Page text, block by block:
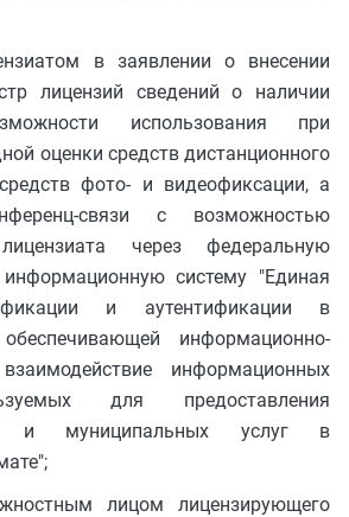
в заявлении о внесении
лицензий сведений о наличии
использования при
оценки средств дистанционного
фото- и видеофиксации, а
связи с возможностью
через федеральную
информационную систему "Единая
и аутентификации в
обеспечивающей информационно-
взаимодействие информационных
для предоставления
и муниципальных услуг в
лицом лицензирующего